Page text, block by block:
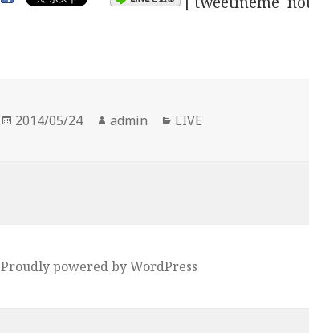
投
2014/05/24
作
admin
カ
LIVE
Proudly powered by WordPress